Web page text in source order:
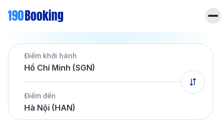
Trang chủ
Vé máy bay
Dịch vụ
Khách sạn
Tin tứcLiên hệ
Điểm khởi hành
Hồ Chí Minh (SGN)
Điểm đến
Hà Nội (HAN)